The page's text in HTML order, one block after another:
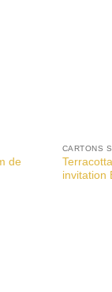
de
CARTONS
invitation